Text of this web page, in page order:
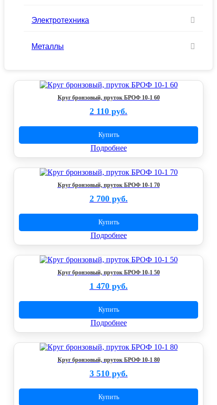
Электротехника
Металлы
Круг бронзовый, пруток БРОФ 10-1 60
2 110 руб.
Купить
Подробнее
Круг бронзовый, пруток БРОФ 10-1 70
2 700 руб.
Купить
Подробнее
Круг бронзовый, пруток БРОФ 10-1 50
1 470 руб.
Купить
Подробнее
Круг бронзовый, пруток БРОФ 10-1 80
3 510 руб.
Купить